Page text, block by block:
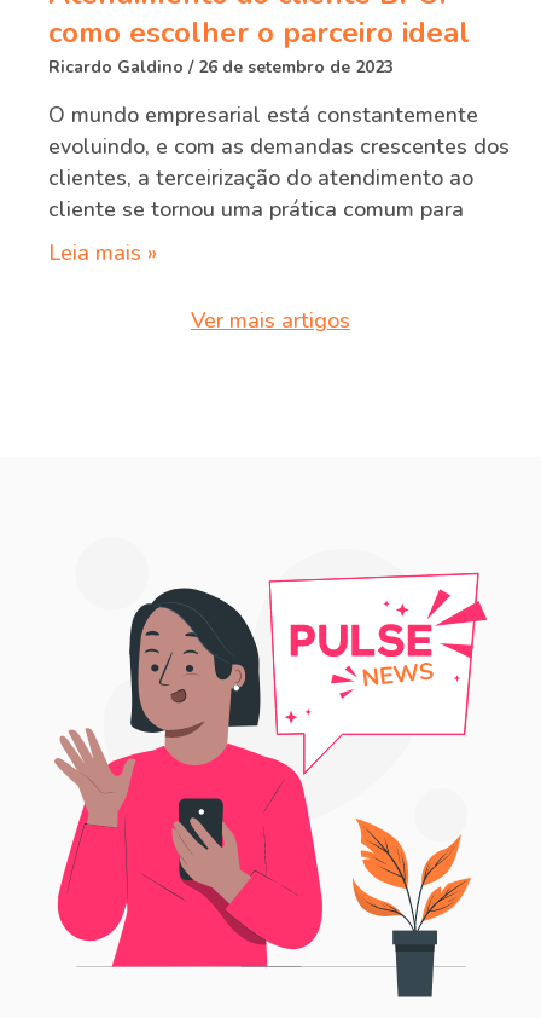
como escolher o parceiro ideal
Ricardo Galdino 26 de setembro de 2023
O mundo empresarial está constantemente
evoluindo, e com as demandas crescentes dos
clientes, a terceirização do atendimento ao
cliente se tornou uma prática comum para
Leia mais »
Ver mais artigos